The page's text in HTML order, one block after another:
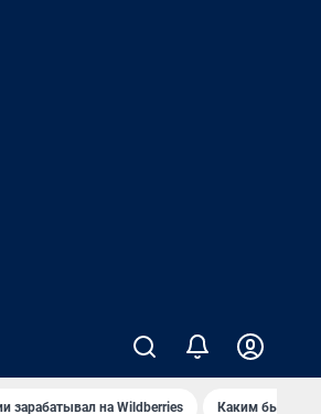
зарабатывал на Wildberries Каким было